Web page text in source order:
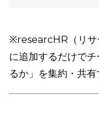
※researcHR（リサ
に追加するだけで
るか」を集約・共有